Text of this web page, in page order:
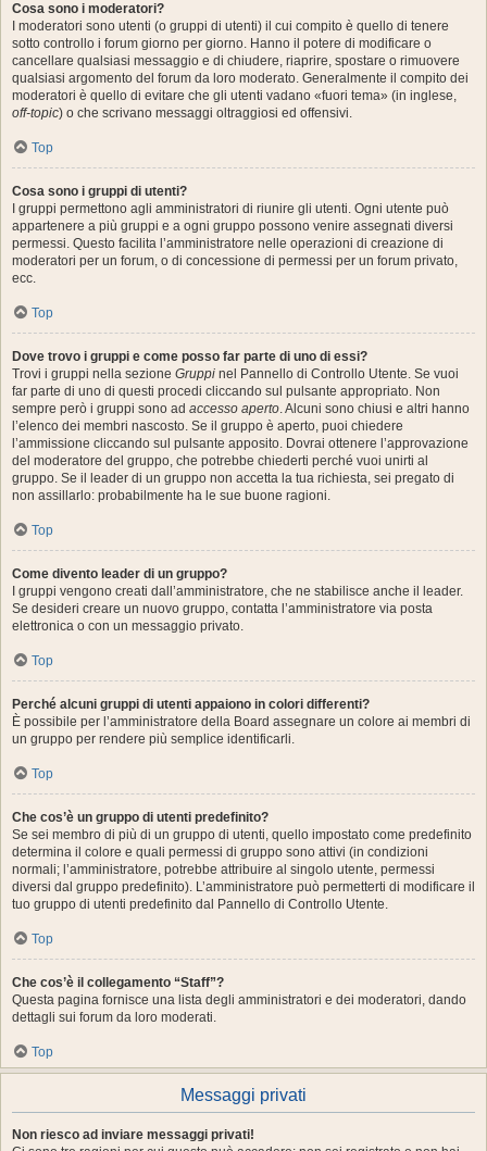
Cosa sono i moderatori?
I moderatori sono utenti (o gruppi di utenti) il cui compito è quello di tenere
sotto controllo i forum giorno per giorno. Hanno il potere di modificare o
cancellare qualsiasi messaggio e di chiudere, riaprire, spostare o rimuovere
qualsiasi argomento del forum da loro moderato. Generalmente il compito dei
moderatori è quello di evitare che gli utenti vadano «fuori tema» (in inglese,
off-topic) o che scrivano messaggi oltraggiosi ed offensivi.
Top
Cosa sono i gruppi di utenti?
I gruppi permettono agli amministratori di riunire gli utenti. Ogni utente può
appartenere a più gruppi e a ogni gruppo possono venire assegnati diversi
permessi. Questo facilita l’amministratore nelle operazioni di creazione di
moderatori per un forum, o di concessione di permessi per un forum privato,
ecc.
Top
Dove trovo i gruppi e come posso far parte di uno di essi?
Trovi i gruppi nella sezione Gruppi nel Pannello di Controllo Utente. Se vuoi
far parte di uno di questi procedi cliccando sul pulsante appropriato. Non
sempre però i gruppi sono ad accesso aperto. Alcuni sono chiusi e altri hanno
l’elenco dei membri nascosto. Se il gruppo è aperto, puoi chiedere
l’ammissione cliccando sul pulsante apposito. Dovrai ottenere l’approvazione
del moderatore del gruppo, che potrebbe chiederti perché vuoi unirti al
gruppo. Se il leader di un gruppo non accetta la tua richiesta, sei pregato di
non assillarlo: probabilmente ha le sue buone ragioni.
Top
Come divento leader di un gruppo?
I gruppi vengono creati dall’amministratore, che ne stabilisce anche il leader.
Se desideri creare un nuovo gruppo, contatta l’amministratore via posta
elettronica o con un messaggio privato.
Top
Perché alcuni gruppi di utenti appaiono in colori differenti?
È possibile per l’amministratore della Board assegnare un colore ai membri di
un gruppo per rendere più semplice identificarli.
Top
Che cos’è un gruppo di utenti predefinito?
Se sei membro di più di un gruppo di utenti, quello impostato come predefinito
determina il colore e quali permessi di gruppo sono attivi (in condizioni
normali; l’amministratore, potrebbe attribuire al singolo utente, permessi
diversi dal gruppo predefinito). L’amministratore può permetterti di modificare il
tuo gruppo di utenti predefinito dal Pannello di Controllo Utente.
Top
Che cos’è il collegamento “Staff”?
Questa pagina fornisce una lista degli amministratori e dei moderatori, dando
dettagli sui forum da loro moderati.
Top
Messaggi privati
Non riesco ad inviare messaggi privati!